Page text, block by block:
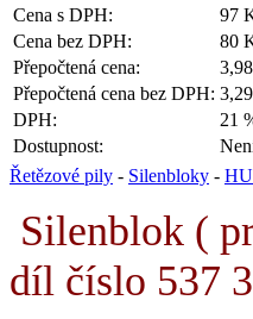
Cena s DPH:
97
Cena bez DPH:
80
Přepočtená cena:
Přepočtená cena bez DPH:
DPH:
21
Dostupnost:
Řetězové pily - Silenbloky -
Silenblok (
díl číslo 537